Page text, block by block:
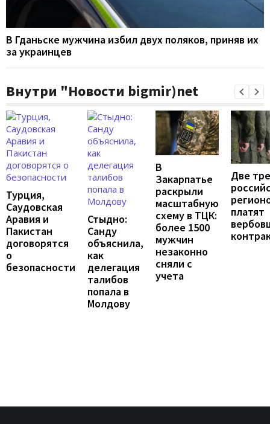
В Гданьске мужчина избил двух поляков, приняв их
за украинцев
Внутри "Новости bigmir)net
Турция,
Саудовская
Аравия и
Пакистан
договорятся
о
безопасности
Стыдно:
Санду
объяснила,
как
делегация
талибов
попала в
Молдову
В
Закарпатье
раскрыли
масштабную
схему в ТЦК:
более 1500
мужчин
незаконно
сняли с
учета
Две
платят